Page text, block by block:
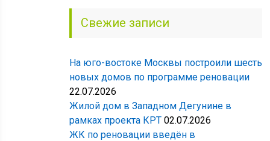
Свежие записи
На юго-востоке Москвы построили шесть
новых домов по программе реновации
22.07.2026
Жилой дом в Западном Дегунине в
рамках проекта КРТ 02.07.2026
ЖК по реновации введён в